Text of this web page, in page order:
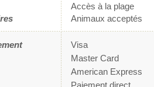
Accès à la plage
Animaux acceptés
Visa
Master Card
American Express
Paiement direct